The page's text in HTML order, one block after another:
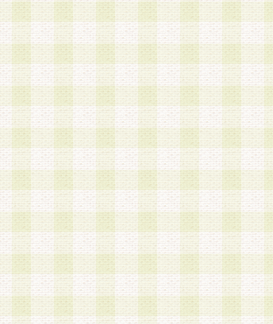
づき選定した委託業者に対して当社の責任におい
できるものとします。な お、当社は、当該委託
契約を締結しこれを遵守させるとともに、本規約
の注意をもって当該情報を使用させるものとし ま
a.本サービスに係る謝礼、景品、調査サンプル品
b.会員からの電話、メール等の問い合わせなどへ
c.モバイルリサーチ、またはグループ形式による
実施もしくは運営
d.その他これらに付随する業務
4.会員は、住所、電話番号その他の登録情報につ
合は、速やかに当社所定の変更手続きを行うもの
5.当社は、必要と認めた場合、会員に対して、電
手段により登録情報の対象者が会員登録者本人で
の内容が正確であること、アンケートの回答内容
うことができるものとます。
6.会員は、会員登録後当社が定期的に行う登録情
して、当社指定の期間内に更新手続きを行うもの
該期間内に更新手続きを行わない場合、その時点
発行したポイントは失効されるものとします。